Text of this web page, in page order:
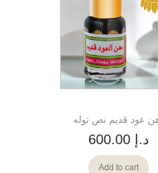
عود قديم نص توله
د.إ 600.00
Add to cart